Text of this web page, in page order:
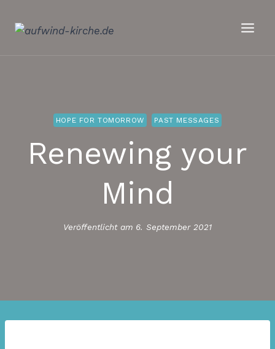
Inhalt
HOPE FOR TOMORROW PAST MESSAGES
Renewing your
Mind
Veröffentlicht am 6. September 2021